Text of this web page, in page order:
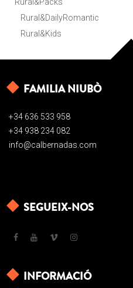
Rural&DailyRomantic
Rural&Kids
FAMILIA NIUBÒ
+34 636 533 958
+34 938 234 082
info@calbernadas.com
SEGUEIX-NOS
INFORMACIÓ